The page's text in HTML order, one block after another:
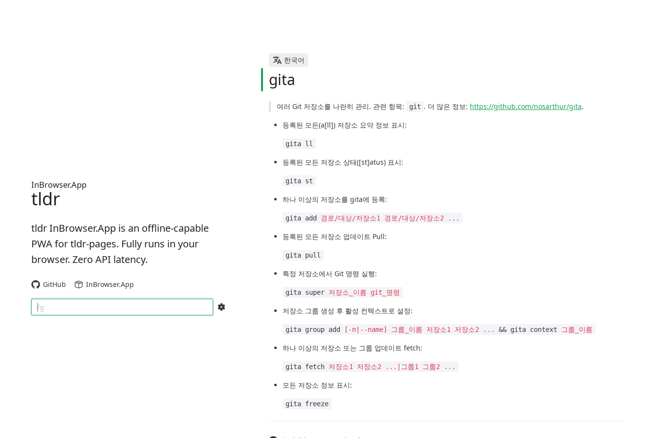
InBrowser.App
tldr
tldr InBrowser.App is an offline-capable
PWA for tldr-pages. Fully runs in your
browser. Zero API latency.
GitHub InBrowser.App
fg
한국어
gita
여러 Git 저장소를 나란히 관리. 관련 항목: git . 더 많은 정보: https://github.com/nosarthur/gita.
등록된 모든(a[ll]) 저장소 요약 정보 표시:
gita ll
등록된 모든 저장소 상태([st]atus) 표시:
gita st
하나 이상의 저장소를 gita에 등록:
gita add 경로/대상/저장소1 경로/대상/저장소2 ...
등록된 모든 저장소 업데이트 Pull:
gita pull
특정 저장소에서 Git 명령 실행:
gita super 저장소_이름 git_명령
저장소 그룹 생성 후 활성 컨텍스트로 설정:
gita group add [-n|--name] 그룹_이름 저장소1 저장소2 ... && gita context 그룹_이름
하나 이상의 저장소 또는 그룹 업데이트 fetch:
gita fetch 저장소1 저장소2 ...|그룹1 그룹2 ...
모든 저장소 정보 표시:
gita freeze